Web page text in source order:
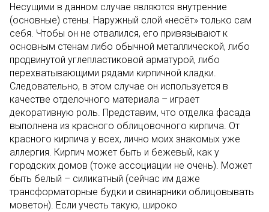
Несущими в данном случае являются внутренние
(основные) стены. Наружный слой «несёт» только сам
себя. Чтобы он не отвалился, его привязывают к
основным стенам либо обычной металлической, либо
продвинутой углепластиковой арматурой, либо
перехватывающими рядами кирпичной кладки.
Следовательно, в этом случае он используется в
качестве отделочного материала – играет
декоративную роль. Представим, что отделка фасада
выполнена из красного облицовочного кирпича. От
красного кирпича у всех, лично моих знакомых уже
аллергия. Кирпич может быть и бежевый, как у
городских домов (тоже ассоциации не очень). Может
быть белый – силикатный (сейчас им даже
трансформаторные будки и свинарники облицовывать
моветон). Если учесть такую, широко